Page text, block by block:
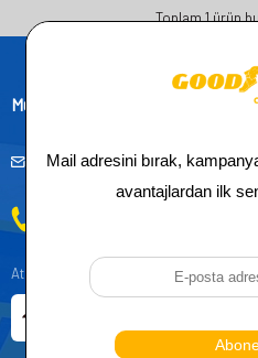
Toplam1ürün
Müşteri Hizmetleri
Atatürk, Kıraç Mevkii, Orhan Veli Cd.